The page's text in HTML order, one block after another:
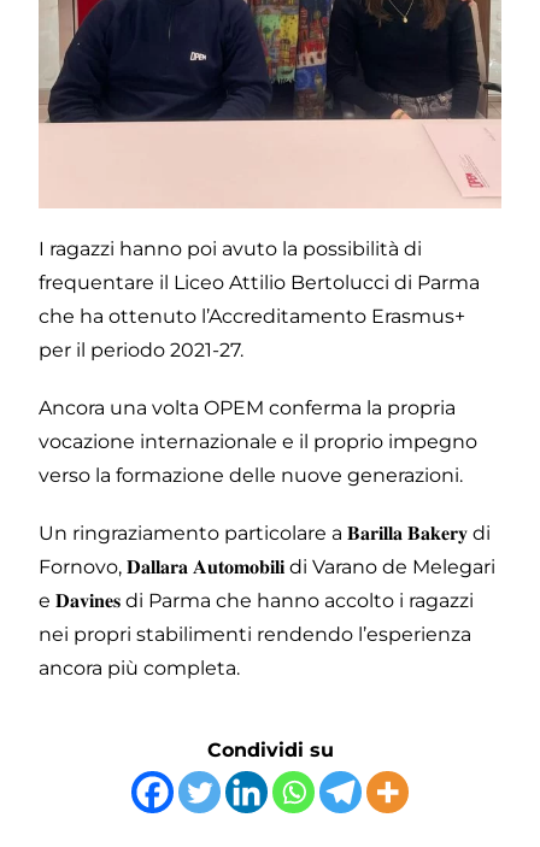
I ragazzi hanno poi avuto la possibilità di
frequentare il Liceo Attilio Bertolucci di Parma
che ha ottenuto l’Accreditamento Erasmus+
per il periodo 2021-27.
Ancora una volta OPEM conferma la propria
vocazione internazionale e il proprio impegno
verso la formazione delle nuove generazioni.
Un ringraziamento particolare a 𝐁𝐚𝐫𝐢𝐥𝐥𝐚 𝐁𝐚𝐤𝐞𝐫𝐲 di
Fornovo, 𝐃𝐚𝐥𝐥𝐚𝐫𝐚 𝐀𝐮𝐭𝐨𝐦𝐨𝐛𝐢𝐥𝐢 di Varano de Melegari
e 𝐃𝐚𝐯𝐢𝐧𝐞𝐬 di Parma che hanno accolto i ragazzi
nei propri stabilimenti rendendo l’esperienza
ancora più completa.
Condividi su